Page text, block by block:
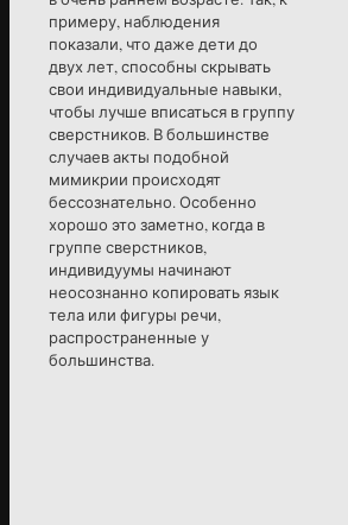
примеру, наблюдения
показали, что даже дети до
двух лет, способны скрывать
свои индивидуальные навыки,
чтобы лучше вписаться в группу
сверстников. В большинстве
случаев акты подобной
мимикрии происходят
бессознательно. Особенно
хорошо это заметно, когда в
группе сверстников,
индивидуумы начинают
неосознанно копировать язык
тела или фигуры речи,
распространенные у
большинства.